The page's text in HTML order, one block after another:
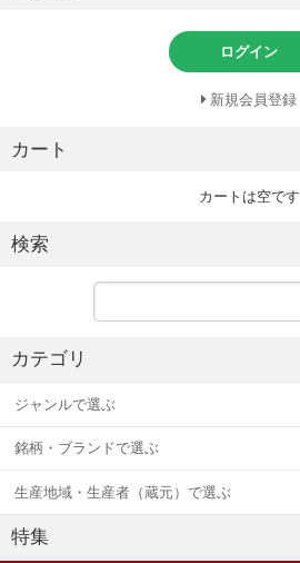
ログイン
新規会員登録
カート
カートは空です
検索
カテゴリ
ジャンルで選ぶ
銘柄・ブランドで選ぶ
生産地域・生産者（蔵元）で選ぶ
特集